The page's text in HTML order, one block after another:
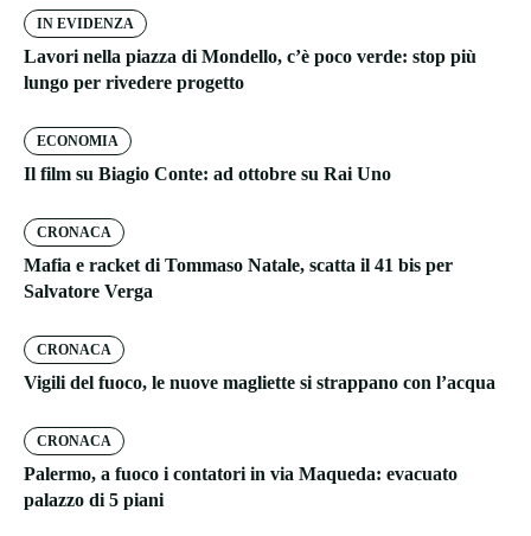
IN EVIDENZA
Lavori nella piazza di Mondello, c’è poco verde: stop più
lungo per rivedere progetto
ECONOMIA
Il film su Biagio Conte: ad ottobre su Rai Uno
CRONACA
Mafia e racket di Tommaso Natale, scatta il 41 bis per
Salvatore Verga
CRONACA
Vigili del fuoco, le nuove magliette si strappano con l’acqua
CRONACA
Palermo, a fuoco i contatori in via Maqueda: evacuato
palazzo di 5 piani